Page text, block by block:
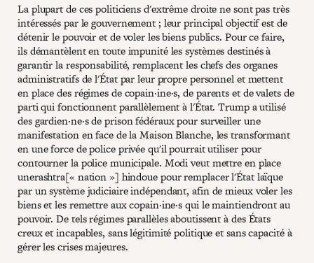
La plupart de ces politiciens d'extrême droite ne sont pas très
intéressés par le gouvernement ; leur principal objectif est de
détenir le pouvoir et de voler les biens publics. Pour ce faire,
ils démantèlent en toute impunité les systèmes destinés à
garantir la responsabilité, remplacent les chefs des organes
administratifs de l'État par leur propre personnel et mettent
en place des régimes de copain·ine·s, de parents et de valets de
parti qui fonctionnent parallèlement à l'État. Trump a utilisé
des gardien·ne·s de prison fédéraux pour surveiller une
manifestation en face de la Maison Blanche, les transformant
en une force de police privée qu'il pourrait utiliser pour
contourner la police municipale. Modi veut mettre en place
unerashtra[« nation »] hindoue pour remplacer l'État laïque
par un système judiciaire indépendant, afin de mieux voler les
biens et les remettre aux copain·ine·s qui le maintiendront au
pouvoir. De tels régimes parallèles aboutissent à des États
creux et incapables, sans légitimité politique et sans capacité à
gérer les crises majeures.